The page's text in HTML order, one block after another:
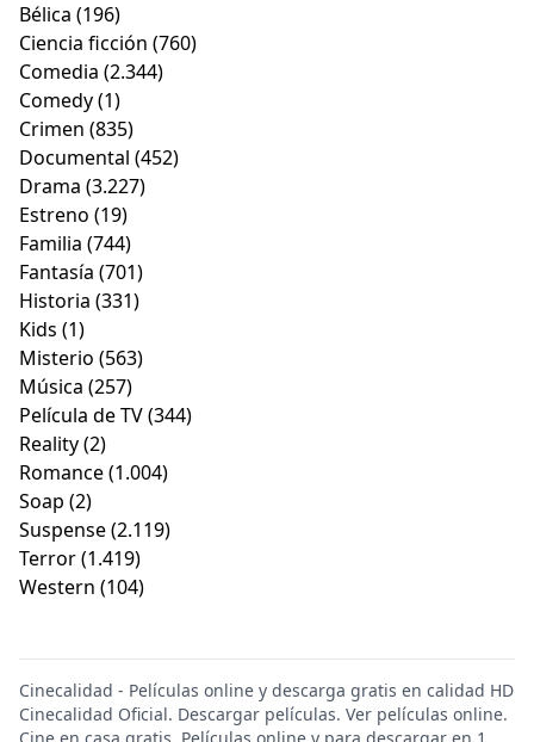
Bélica (196)
Ciencia ficción (760)
Comedia (2.344)
Comedy(1)
Crimen (835)
Documental (452)
Drama (3.227)
Estreno (19)
Familia (744)
Fantasía (701)
Historia (331)
Kids (1)
Misterio (563)
Música (257)
Película de TV(344)
Reality(2)
Romance(1.004)
Soap (2)
Suspense(2.119)
Terror(1.419)
Western (104)
Cinecalidad - Películas online y descarga gratis en calidad HD
Cinecalidad Oficial. Descargar películas. Ver películas online.